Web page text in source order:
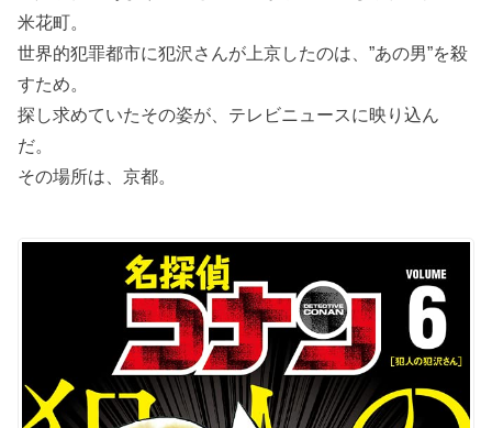
米花町。
世界的犯罪都市に犯沢さんが上京したのは、”あの男”を殺
すため。
探し求めていたその姿が、テレビニュースに映り込ん
だ。
その場所は、京都。